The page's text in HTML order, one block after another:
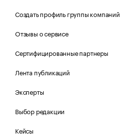
Создать профиль группы компаний
Отзывы о сервисе
Сертифицированные партнеры
Лента публикаций
Эксперты
Выбор редакции
Кейсы